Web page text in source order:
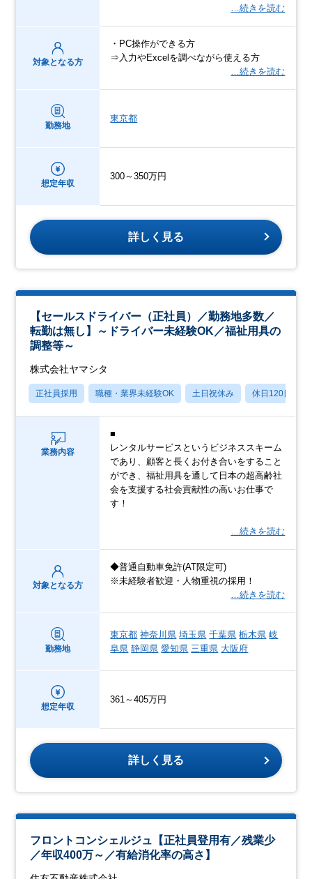
…続きを読む
対象となる方
・PC操作ができる方
⇒入力やExcelを調べながら使える方
…続きを読む
勤務地
東京都
想定年収
300～350万円
詳しく見る
【セールスドライバー（正社員）／勤務地多数／
転勤は無し】～ドライバー未経験OK／福祉用具の
調整等～
株式会社ヤマシタ
正社員採用 職種・業界未経験OK 土日祝休み 休日120日以上
業務内容
■
レンタルサービスというビジネススキーム
であり、顧客と長くお付き合いをすること
ができ、福祉用具を通して日本の超高齢社
会を支援する社会貢献性の高いお仕事で
す！
…続きを読む
対象となる方
◆普通自動車免許(AT限定可)
※未経験者歓迎・人物重視の採用！
…続きを読む
勤務地
東京都 神奈川県 埼玉県 千葉県 栃木県 岐
阜県 静岡県 愛知県 三重県 大阪府
想定年収
361～405万円
詳しく見る
フロントコンシェルジュ【正社員登用有／残業少
／年収400万～／有給消化率の高さ】